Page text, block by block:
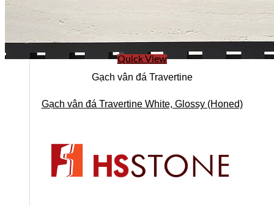
Vật Tư Phụ Ngành Đá
Kiến Thức
Liên hệ
Quick View
Gạch vân đá Travertine
Gạch vân đá Travertine White, Glossy (Honed)